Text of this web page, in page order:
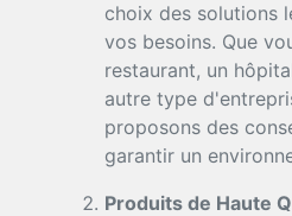
choix des solutions
vos besoins. Que
restaurant, un
autre type
proposons des
garantir un
Produits de Haute